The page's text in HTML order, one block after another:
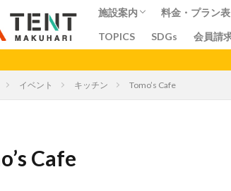
施設案内
コワーキングスペース
シェアオフィス
シェアキッチン
会議室
料金・プラン表
TOPICS
SDGs 会員請
イベント キッチン Tomo’s Cafe
Cafe
カテゴリー